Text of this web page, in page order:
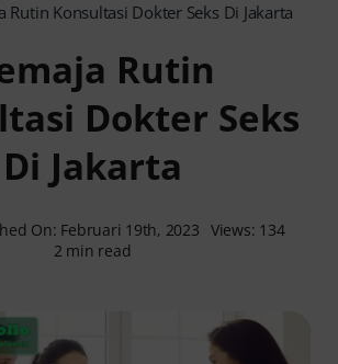
Rutin Konsultasi Dokter Seks Di Jakarta
Rutin
Dokter Seks
Di Jakarta
On: Februari 19th, 2023 Views: 134
2 min read